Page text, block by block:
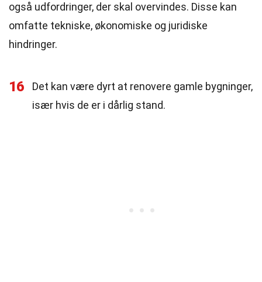
også udfordringer, der skal overvindes. Disse kan
omfatte tekniske, økonomiske og juridiske
hindringer.
16
Det kan være dyrt at renovere gamle bygninger,
især hvis de er i dårlig stand.